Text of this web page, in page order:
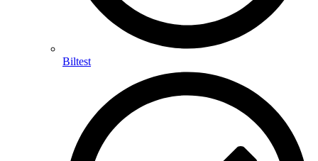
Biltest